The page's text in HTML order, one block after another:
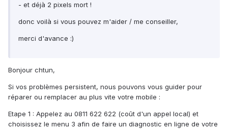
- et déjà 2 pixels mort !
donc voilà si vous pouvez m'aider / me conseiller,
merci d'avance :)
Bonjour chtun,
Si vos problèmes persistent, nous pouvons vous guider pour
réparer ou remplacer au plus vite votre mobile :
Etape 1 : Appelez au 0811 622 622 (coût d'un appel local) et
choisissez le menu 3 afin de faire un diagnostic en ligne de votre